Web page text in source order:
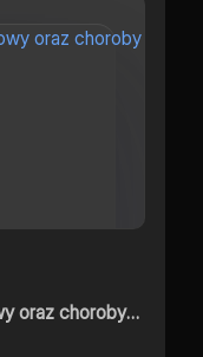
układu moczowego